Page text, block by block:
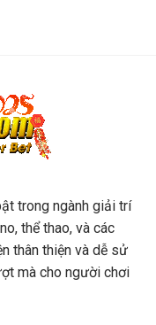
trong ngành giải trí
thể thao, và các
thân thiện và dễ sử
mà cho người chơi